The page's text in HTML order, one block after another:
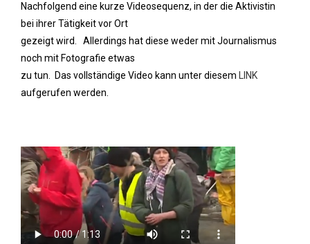
Nachfolgend eine kurze Videosequenz, in der die Aktivistin
bei ihrer Tätigkeit vor Ort
gezeigt wird. Allerdings hat diese weder mit Journalismus
noch mit Fotografie etwas
zu tun. Das vollständige Video kann unter diesem LINK
aufgerufen werden.